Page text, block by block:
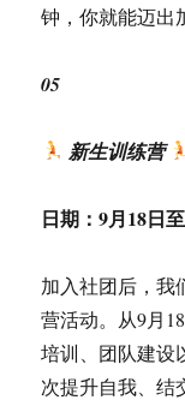
钟，你就能迈出
05
新生训练营
日期：9月18日
加入社团后，我
营活动。从9月
培训、团队建设
次提升自我、结